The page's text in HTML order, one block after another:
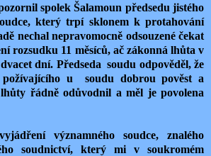
spolek Šalamoun předsedu jistého
který trpí sklonem k protahování
nechal nepravomocně odsouzené čekat
rozsudku 11 měsíců, ač zákonná lhůta v
dní. Předseda soudu odpověděl, že
požívajícího u soudu dobrou pověst a
řádně odůvodnil a měl je povolena
významného soudce, znalého
soudnictví, který mi v soukromém